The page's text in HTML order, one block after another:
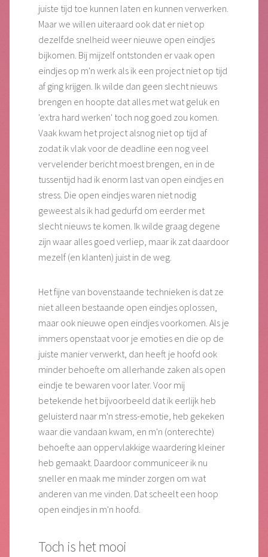
juiste tijd toe kunnen laten en kunnen verwerken.
Maar we willen uiteraard ook dat er niet op
dezelfde snelheid weer nieuwe open eindjes
bijkomen. Bij mijzelf ontstonden er vaak open
eindjes op m'n werk als ik een project niet op tijd
af ging krijgen. Ik wilde dan geen slecht nieuws
brengen en hoopte dat alles met wat geluk en
'extra hard werken' toch nog goed zou komen.
Vaak kwam het project alsnog niet op tijd af
zodat ik vlak voor de deadline een nog veel
vervelender bericht moest brengen, en in de
tussentijd had ik enorm last van open eindjes en
stress. Die open eindjes waren niet nodig
geweest als ik had gedurfd om eerder met
slecht nieuws te komen. Ik wilde graag degene
zijn waar alles goed verliep, maar ik zat daardoor
mezelf (en klanten) juist in de weg.
Het fijne van bovenstaande technieken is dat ze
niet alleen bestaande open eindjes oplossen,
maar ook nieuwe open eindjes voorkomen. Als je
immers openstaat voor je emoties en die op de
juiste manier verwerkt, dan heeft je hoofd ook
minder behoefte om allerhande zaken als open
eindje te bewaren voor later. Voor mij
betekende het bijvoorbeeld dat ik eerlijk heb
geluisterd naar m'n stress-emotie, heb gekeken
waar die vandaan kwam, en m'n (onterechte)
behoefte aan oppervlakkige waardering kleiner
heb gemaakt. Daardoor communiceer ik nu
sneller en maak me minder zorgen om wat
anderen van me vinden. Dat scheelt een hoop
open eindjes in m'n hoofd.
Toch is het mooi